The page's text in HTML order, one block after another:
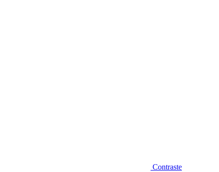
Contraste